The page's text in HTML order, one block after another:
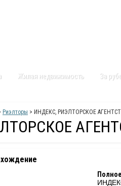
Жилая недвижимость За
Риэлторы > ИНДЕКС, РИЭЛТОРСКОЕ